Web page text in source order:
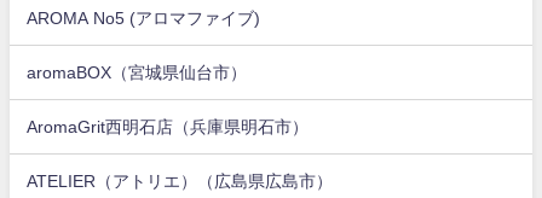
AROMA No5 (アロマファイブ)
aromaBOX（宮城県仙台市）
AromaGrit西明石店（兵庫県明石市）
ATELIER（アトリエ）（広島県広島市）